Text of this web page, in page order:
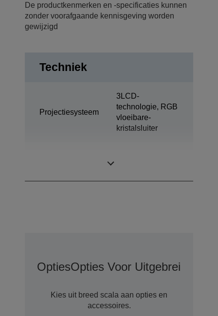
De productkenmerken en -specificaties kunnen
zonder voorafgaande kennisgeving worden
gewijzigd
Techniek
Projectiesysteem
3LCD-
technologie, RGB
vloeibare-
kristalsluiter
OptiesOpties Voor Uitgebreide
Kies uit breed scala aan opties en
accessoires.